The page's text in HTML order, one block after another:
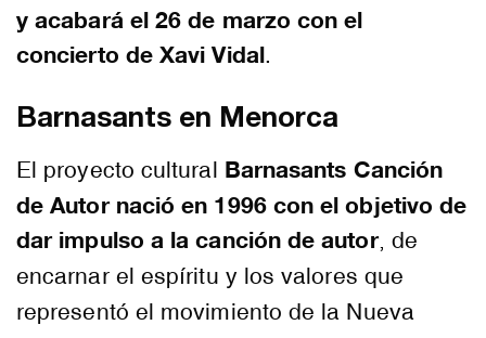
y acabará el 26 de marzo con el
concierto de Xavi Vidal.
Barnasants en Menorca
El proyecto cultural Barnasants Canción
de Autor nació en 1996 con el objetivo de
dar impulso a la canción de autor, de
encarnar el espíritu y los valores que
representó el movimiento de la Nueva